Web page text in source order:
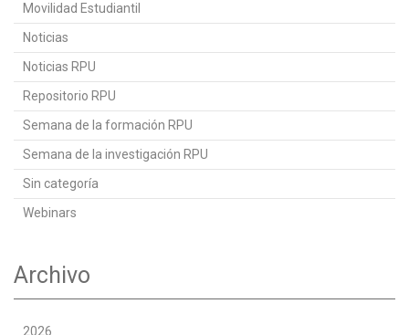
Movilidad Estudiantil
Noticias
Noticias RPU
Repositorio RPU
Semana de la formación RPU
Semana de la investigación RPU
Sin categoría
Webinars
Archivo
2026